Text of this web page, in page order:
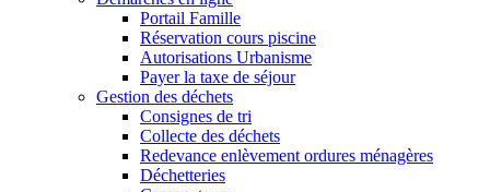
Portail Famille
Réservation cours piscine
Autorisations Urbanisme
Payer la taxe de séjour
Gestion des déchets
Consignes de tri
Collecte des déchets
Redevance enlèvement ordures ménagères
Déchetteries